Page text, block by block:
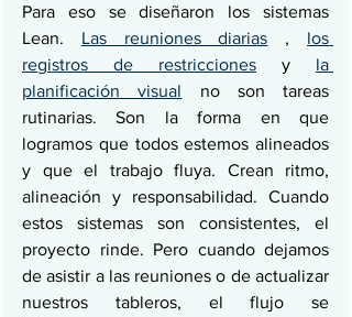
Para eso se diseñaron los sistemas
Lean. Las reuniones diarias , los
registros de restricciones y la
planificación visual no son tareas
rutinarias. Son la forma en que
logramos que todos estemos alineados
y que el trabajo fluya. Crean ritmo,
alineación y responsabilidad. Cuando
estos sistemas son consistentes, el
proyecto rinde. Pero cuando dejamos
de asistir a las reuniones o de actualizar
nuestros tableros, el flujo se